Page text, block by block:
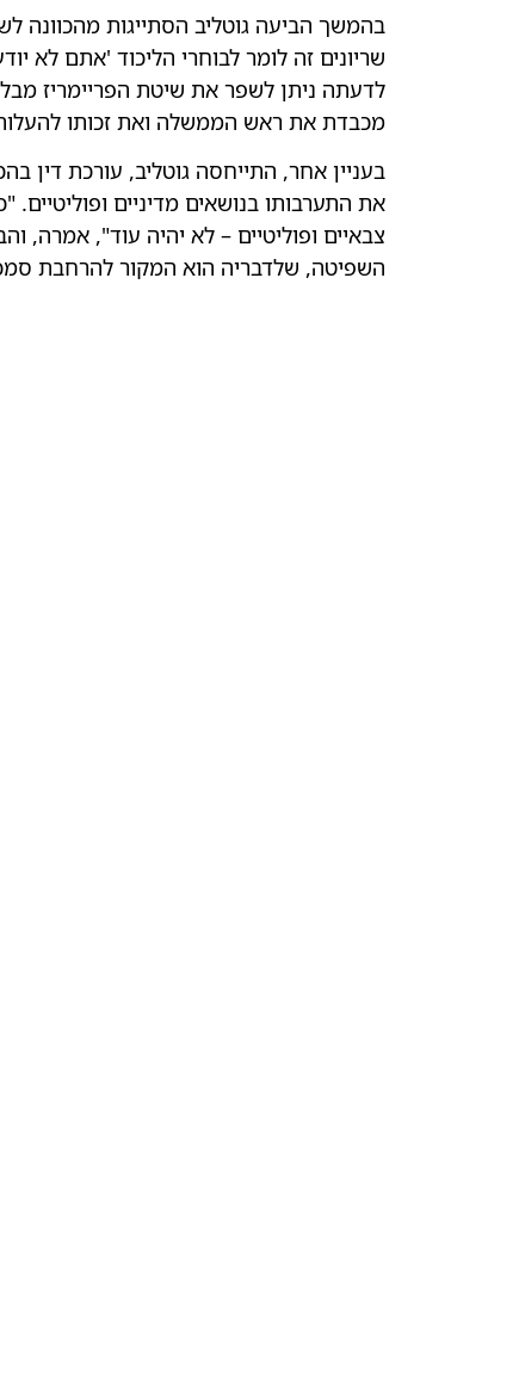
בהמשך הביעה גוטליב הסתייגות מהכוונה
שריונים זה לומר לבוחרי הליכוד 'אתם לא
לדעתה ניתן לשפר את שיטת הפריימריז
מכבדת את ראש הממשלה ואת זכותו
בעניין אחר, התייחסה גוטליב, עורכת
את התערבותו בנושאים מדיניים
השפיטה, שלדבריה הוא המקור להרחבת